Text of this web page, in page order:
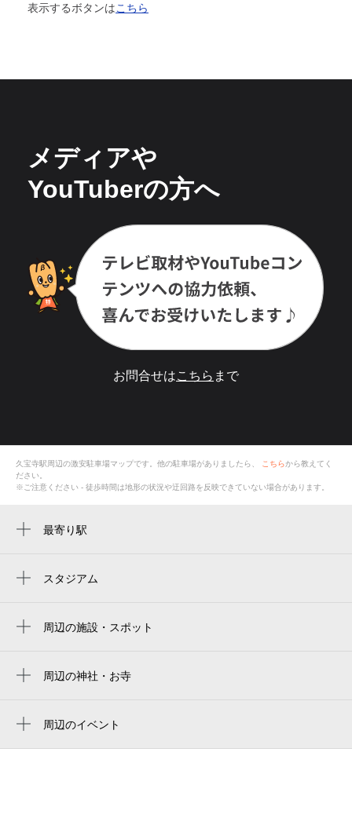
表示するボタンはこちら
メディアや
YouTuberの方へ
お問合せはこちら まで
久宝寺駅周辺の激安駐車場マップです。他の駐車場がありましたら、 こちらから教えてく
ださい。
※ご注意ください - 徒歩時間は地形の状況や迂回路を反映できていない場合があります。
最寄り駅
八尾駅
新加美駅
スタジアム
周辺の施設・スポット
ココカラファイン ライフォート久宝寺駅前
久宝寺緑地陸上競技場
周辺の神社・お寺
周辺のイベント